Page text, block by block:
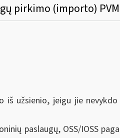
pirkimo (importo)
užsienio, jeigu jie
paslaugų, OSS/IOSS